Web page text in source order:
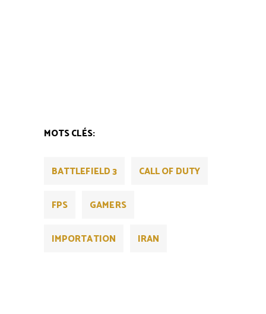
MOTS CLÉS:
BATTLEFIELD 3 CALL OF DUTY
FPS GAMERS
IMPORTATION IRAN